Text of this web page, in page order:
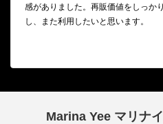
感がありました。再販価値をしっか
し、また利用したいと思います。
Marina Yee マリナ